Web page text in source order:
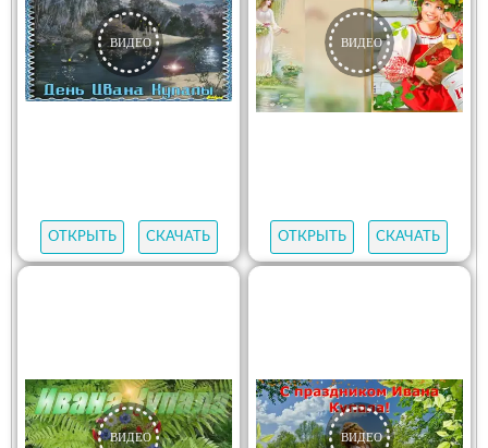
ОТКРЫТЬ СКАЧАТЬ ОТКРЫТЬ СКАЧАТЬ